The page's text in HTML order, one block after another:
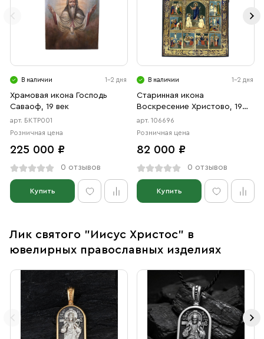
В наличии 1-2 дня
Храмовая икона Господь
Саваоф, 19 век
арт. БКТР001
Розничная цена
225 000 ₽
0 отзывов
Купить
В наличии 1-2 дня
Старинная икона
Воскресение Христово, 19
век
арт. 106696
Розничная цена
82 000 ₽
0 отзывов
Купить
Лик святого "Иисус Христос" в
ювелирных православных изделиях